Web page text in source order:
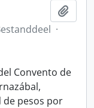
·
Convento de
de pesos por